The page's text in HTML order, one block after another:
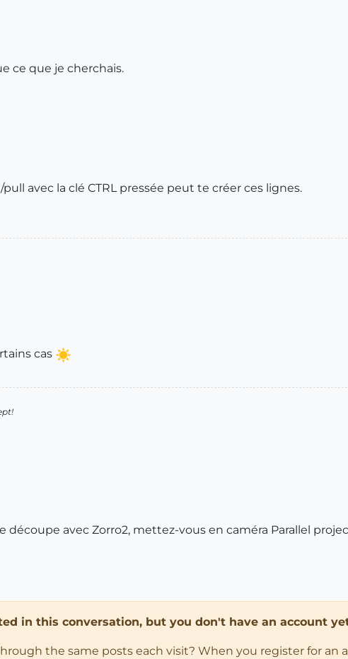
ce que je cherchais.
avec la clé CTRL pressée peut te créer ces lignes.
cas
découpe avec Zorro2, mettez-vous en caméra Parallel
in this conversation, but you don't have an account
the same posts each visit? When you register for an